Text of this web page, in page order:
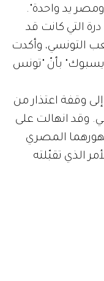
ومصر يد واحدة".
التي كانت قد
التونسي، وأكدت
بأنّ "تونس
وقفة اعتذار من
وقد انهالت على
المصري
الذي تقبّلته